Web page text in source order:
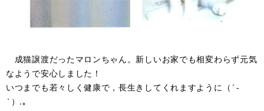
成猫譲渡だったマロンちゃん。新しいお家でも相変わらず元気
なようで安心しました！
いつまでも若々しく健康で，長生きしてくれますように（´-
`）.｡